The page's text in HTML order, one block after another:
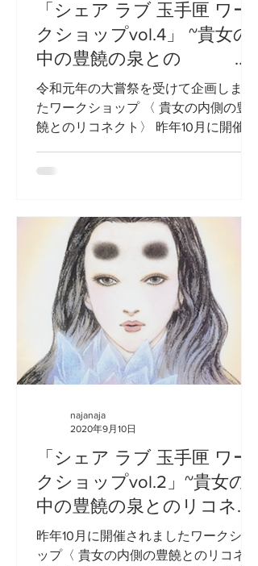
「シェア ラブ 玉手匣 ワー
クショップvol.4」 ~貴女の
中の豊饒の泉との リ
コネクト~ in 逗子 開催の
お知らせ
令和元年の大嘗祭を受けて企画しまし
たワークショップ 〈 貴女の内側の豊
饒とのリコネクト〉 昨年10月に開催し
たちからのフィードバック、 参加者全
「シェア ラブ 玉手匣 ワー
クショップvol.2」~貴女の
中の豊饒の泉とのリコネク
ト~ in 逗子 」開催の お知ら
せ
昨年10月に開催されましたワークショ
ップ〈 貴女の内側の豊饒とのリコネク
najanaja
2020年9月10日